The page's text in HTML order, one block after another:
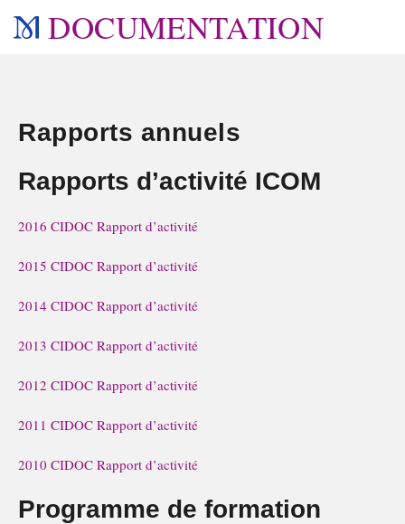
DOCUMENTATION
Rapports annuels
Rapports d’activité ICOM
2016 CIDOC Rapport d’activité
2015 CIDOC Rapport d’activité
2014 CIDOC Rapport d’activité
2013 CIDOC Rapport d’activité
2012 CIDOC Rapport d’activité
2011 CIDOC Rapport d’activité
2010 CIDOC Rapport d’activité
Programme de formation